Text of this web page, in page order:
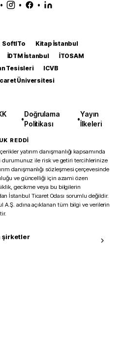
• • •
SoftITo
Kitap İstanbul
İDTM İstanbul
İTOSAM
Tesisleri
ICVB
Üniversitesi
•
Doğrulama
Politikası
•
Yayın
İlkeleri
REDDİ
yatırım danışmanlığı kapsamında
durumunuz ile risk ve getiri tercihlerinize
danışmanlığı sözleşmesi çerçevesinde
ve güncelliği için azami özen
gecikme veya bu bilgilerin
İstanbul Ticaret Odası sorumlu değildir.
A.Ş. adına açıklanan tüm bilgi ve verilerin
şirketler